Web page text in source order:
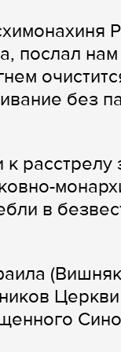
послал
без
расстрелу
в